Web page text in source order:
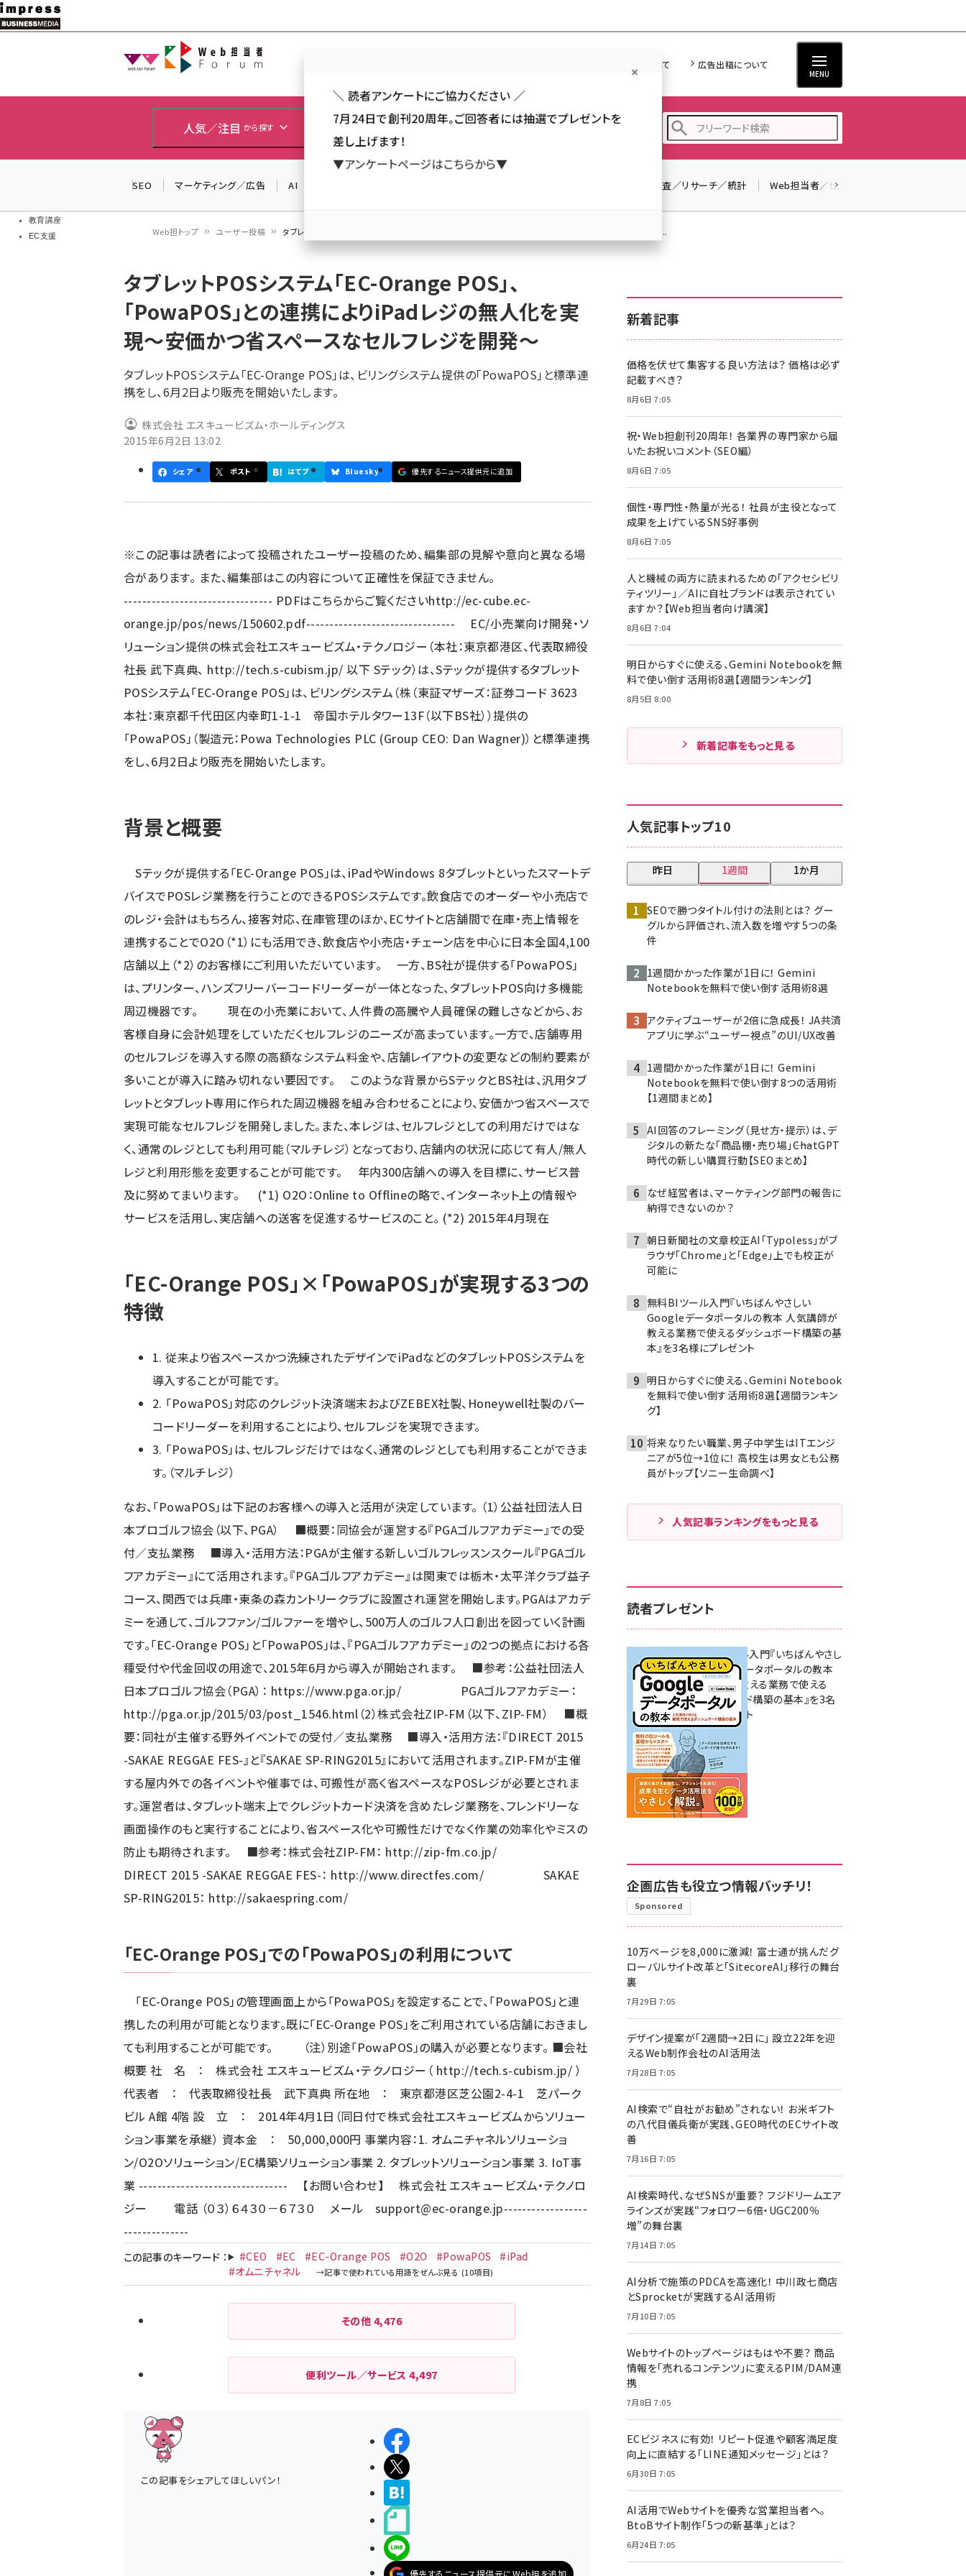
メ
イ
教育講座
EC支援
Web担当者Forum
Web担について 広告出稿について
MENU
人気／注目 から探す カテゴリ／種別 から探す セミナー／イベント から探す
z世代 (1622)
meo (1275)
SEO マーケティング／広告 AI 調査／リサーチ／統計 Web担当者／仕事
ン
く
ず
Web担トップ ユーザー投稿 タブレットPOSシステム「EC-Orange POS」、「PowaPOS」との連携によりiPadレジの無人化を実現～安価...
タブレットPOSシステム「EC-Orange POS」、
「PowaPOS」との連携によりiPadレジの無人化を実
現～安価かつ省スペースなセルフレジを開発～
タブレットPOSシステム「EC-Orange POS」は、ビリングシステム提供の「PowaPOS」と標準連
携をし、6月2日より販売を開始いたします。
株式会社 エスキュービズム・ホールディングス
2015年6月2日 13:02
シェア ポスト はてブ Bluesky 優先するニュース提供元に追加
※この記事は読者によって投稿されたユーザー投稿のため、編集部の見解や意向と異なる場
合があります。 また、編集部はこの内容について正確性を保証できません。
-------------------------------- PDFはこちらからご覧くださいhttp://ec-cube.ec-
orange.jp/pos/news/150602.pdf-------------------------------- EC/小売業向け開発・ソ
リューション提供の株式会社エスキュービズム・テクノロジー（本社：東京都港区、代表取締役
社長 武下真典、 http://tech.s-cubism.jp/ 以下 Sテック）は、Sテックが提供するタブレット
POSシステム「EC-Orange POS」は、ビリングシステム（株（東証マザーズ：証券コード 3623
本社：東京都千代田区内幸町1-1-1 帝国ホテルタワー13F（以下BS社））提供の
「PowaPOS」（製造元：Powa Technologies PLC (Group CEO: Dan Wagner)）と標準連携
をし、6月2日より販売を開始いたします。
背景と概要
Sテックが提供する「EC-Orange POS」は、iPadやWindows 8タブレットといったスマートデ
バイスでPOSレジ業務を行うことのできるPOSシステムです。飲食店でのオーダーや小売店で
のレジ・会計はもちろん、接客対応、在庫管理のほか、ECサイトと店舗間で在庫・売上情報を
連携することでO2O（*1）にも活用でき、飲食店や小売店・チェーン店を中心に日本全国4,100
店舗以上（*2）のお客様にご利用いただいています。 一方、BS社が提供する「PowaPOS」
は、プリンター、ハンズフリーバーコードリーダーが一体となった、タブレットPOS向け多機能
周辺機器です。 現在の小売業において、人件費の高騰や人員確保の難しさなどから、お
客様自身に会計処理をしていただくセルフレジのニーズが高まっています。一方で、店舗専用
のセルフレジを導入する際の高額なシステム料金や、店舗レイアウトの変更などの制約要素が
多いことが導入に踏み切れない要因です。 このような背景からSテックとBS社は、汎用タブ
レットとタブレット専用に作られた周辺機器を組み合わせることにより、安価かつ省スペースで
実現可能なセルフレジを開発しました。また、本レジは、セルフレジとしての利用だけではな
く、通常のレジとしても利用可能（マルチレジ）となっており、店舗内の状況に応じて有人/無人
レジと利用形態を変更することが可能です。 年内300店舗への導入を目標に、サービス普
及に努めてまいります。 (*1) O2O：Online to Offlineの略で、インターネット上の情報や
サービスを活用し、実店舗への送客を促進するサービスのこと。 (*2) 2015年4月現在
「EC-Orange POS」×「PowaPOS」が実現する3つの
特徴
1. 従来より省スペースかつ洗練されたデザインでiPadなどのタブレットPOSシステムを
導入することが可能です。
2. 「PowaPOS」対応のクレジット決済端末およびZEBEX社製、Honeywell社製のバー
コードリーダーを利用することにより、セルフレジを実現できます。
3. 「PowaPOS」は、セルフレジだけではなく、通常のレジとしても利用することができま
す。（マルチレジ）
なお、「PowaPOS」は下記のお客様への導入と活用が決定しています。 （1）公益社団法人日
本プロゴルフ協会（以下、PGA） ■概要：同協会が運営する『PGAゴルフアカデミー』での受
付／支払業務 ■導入・活用方法：PGAが主催する新しいゴルフレッスンスクール『PGAゴル
フアカデミー』にて活用されます。『PGAゴルフアカデミー』は関東では栃木・太平洋クラブ益子
コース、関西では兵庫・東条の森カントリークラブに設置され運営を開始します。PGAはアカデ
ミーを通して、ゴルフファン/ゴルファーを増やし、500万人のゴルフ人口創出を図っていく計画
です。「EC-Orange POS」と「PowaPOS」は、『PGAゴルフアカデミー』の2つの拠点における各
種受付や代金回収の用途で、2015年6月から導入が開始されます。 ■参考：公益社団法人
日本プロゴルフ協会（PGA）： https://www.pga.or.jp/ PGAゴルフアカデミー：
http://pga.or.jp/2015/03/post_1546.html （2）株式会社ZIP-FM（以下、ZIP-FM） ■概
要：同社が主催する野外イベントでの受付／支払業務 ■導入・活用方法：『DIRECT 2015
-SAKAE REGGAE FES-』と『SAKAE SP-RING2015』において活用されます。ZIP-FMが主催
する屋内外での各イベントや催事では、可搬性が高く省スペースなPOSレジが必要とされま
す。運営者は、タブレット端末上でクレジットカード決済を含めたレジ業務を、フレンドリーな
画面操作のもと実行することにより、省スペース化や可搬性だけでなく作業の効率化やミスの
防止も期待されます。 ■参考：株式会社ZIP-FM： http://zip-fm.co.jp/
DIRECT 2015 -SAKAE REGGAE FES-： http://www.directfes.com/ SAKAE
SP-RING2015： http://sakaespring.com/
「EC-Orange POS」での「PowaPOS」の利用について
「EC-Orange POS」の管理画面上から「PowaPOS」を設定することで、「PowaPOS」と連
携したの利用が可能となります。既に「EC-Orange POS」をご利用されている店舗におきまし
ても利用することが可能です。 （注）別途「PowaPOS」の購入が必要となります。 ■会社
概要 社 名 ： 株式会社 エスキュービズム・テクノロジー（ http://tech.s-cubism.jp/ ）
代表者 ： 代表取締役社長 武下真典 所在地 ： 東京都港区芝公園2-4-1 芝パーク
ビル A館 4階 設 立 ： 2014年4月1日（同日付で株式会社エスキュービズムからソリュー
ション事業を承継） 資本金 ： 50,000,000円 事業内容：1. オムニチャネルソリューショ
ン/O2Oソリューション/EC構築ソリューション事業 2. タブレットソリューション事業 3. IoT事
業 -------------------------------- 【お問い合わせ】 株式会社 エスキュービズム・テクノロ
ジー 電話 （０３）６４３０－６７３０ メール support@ec-orange.jp------------------
--------------
この記事のキーワード ： #CEO #EC #EC-Orange POS #O2O #PowaPOS
#iPad
#オムニチャネル
その他 4,476
便利ツール／サービス4,497
この記事をシェアしてほしいパン！
シェアする
ポストする
LINEで送る
優先するニュース提供元にWeb担を追加
新着記事
価格を伏せて集客する良い方法は？ 価格は必ず
記載すべき？
8月6日 7:05
祝・Web担創刊20周年！ 各業界の専門家から届
いたお祝いコメント（SEO編）
8月6日 7:05
個性・専門性・熱量が光る！ 社員が主役となって
成果を上げているSNS好事例
8月6日 7:05
人と機械の両方に読まれるための「アクセシビリ
ティツリー」／AIに自社ブランドは表示されてい
ますか？【Web担当者向け講演】
8月6日 7:04
明日からすぐに使える、Gemini Notebookを無
料で使い倒す活用術8選【週間ランキング】
8月5日 8:00
新着記事をもっと見る
人気記事トップ10
昨日 1週間 1か月
SEOで勝つタイトル付けの法則とは？ グー
グルから評価され、流入数を増やす5つの条
件
1週間かかった作業が1日に！ Gemini
Notebookを無料で使い倒す活用術8選
アクティブユーザーが2倍に急成長！ JA共済
アプリに学ぶ“ユーザー視点”のUI/UX改善
1週間かかった作業が1日に！ Gemini
Notebookを無料で使い倒す8つの活用術
【1週間まとめ】
AI回答のフレーミング（見せ方・提示）は、デ
ジタルの新たな「商品棚・売り場」――ChatGPT
時代の新しい購買行動【SEOまとめ】
なぜ経営者は、マーケティング部門の報告に
納得できないのか？
朝日新聞社の文章校正AI「Typoless」がブ
ラウザ「Chrome」と「Edge」上でも校正が
可能に
無料BIツール入門『いちばんやさしい
Googleデータポータルの教本 人気講師が
教える業務で使えるダッシュボード構築の基
本』を3名様にプレゼント
明日からすぐに使える、Gemini Notebook
を無料で使い倒す活用術8選【週間ランキン
グ】
将来なりたい職業、男子中学生はITエンジ
ニアが5位→1位に！ 高校生は男女とも公務
員がトップ【ソニー生命調べ】
人気記事ランキングをもっと見る
読者プレゼント
無料BIツール入門『いちばんやさし
いGoogleデータポータルの教本
人気講師が教える業務で使える
ダッシュボード構築の基本』を3名
様にプレゼント
7月31日 10:00
企画広告も役立つ情報バッチリ！
Sponsored
10万ページを8,000に激減！ 富士通が挑んだグ
ローバルサイト改革と「SitecoreAI」移行の舞台
裏
7月29日 7:05
デザイン提案が「2週間→2日に」 設立22年を迎
えるWeb制作会社のAI活用法
7月28日 7:05
AI検索で“自社がお勧め”されない！ お米ギフト
の八代目儀兵衛が実践、GEO時代のECサイト改
善
7月16日 7:05
AI検索時代、なぜSNSが重要？ フジドリームエア
ラインズが実践“フォロワー6倍・UGC200％
増”の舞台裏
7月14日 7:05
AI分析で施策のPDCAを高速化！ 中川政七商店
とSprocketが実践するAI活用術
7月10日 7:05
Webサイトのトップページはもはや不要？ 商品
情報を「売れるコンテンツ」に変えるPIM/DAM連
携
7月8日 7:05
ECビジネスに有効！ リピート促進や顧客満足度
向上に直結する「LINE通知メッセージ」とは？
6月30日 7:05
AI活用でWebサイトを優秀な営業担当者へ。
BtoBサイト制作「5つの新基準」とは？
6月24日 7:05
＼ 読者アンケートにご協力ください ／
7月24日で創刊20周年。ご回答者には抽選でプレゼントを
差し上げます！
▼アンケートページはこちらから▼